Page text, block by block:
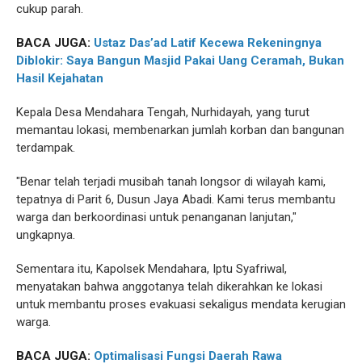
cukup parah.
BACA JUGA: Ustaz Das’ad Latif Kecewa Rekeningnya
Diblokir: Saya Bangun Masjid Pakai Uang Ceramah, Bukan
Hasil Kejahatan
Kepala Desa Mendahara Tengah, Nurhidayah, yang turut
memantau lokasi, membenarkan jumlah korban dan bangunan
terdampak.
"Benar telah terjadi musibah tanah longsor di wilayah kami,
tepatnya di Parit 6, Dusun Jaya Abadi. Kami terus membantu
warga dan berkoordinasi untuk penanganan lanjutan,"
ungkapnya.
Sementara itu, Kapolsek Mendahara, Iptu Syafriwal,
menyatakan bahwa anggotanya telah dikerahkan ke lokasi
untuk membantu proses evakuasi sekaligus mendata kerugian
warga.
BACA JUGA: Optimalisasi Fungsi Daerah Rawa